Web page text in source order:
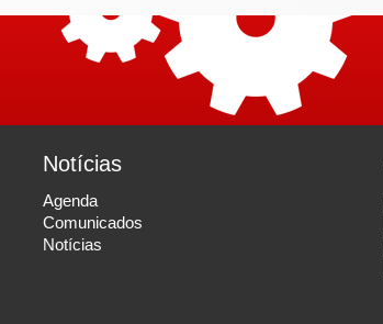
Notícias
Agenda
Comunicados
Notícias